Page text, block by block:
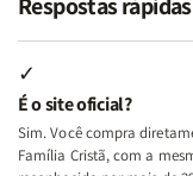
Minhas
Lutas
e
Deus
+
A
+
A
✓
É o site oficial?
Sim. Você compra
Família Cristã, com a